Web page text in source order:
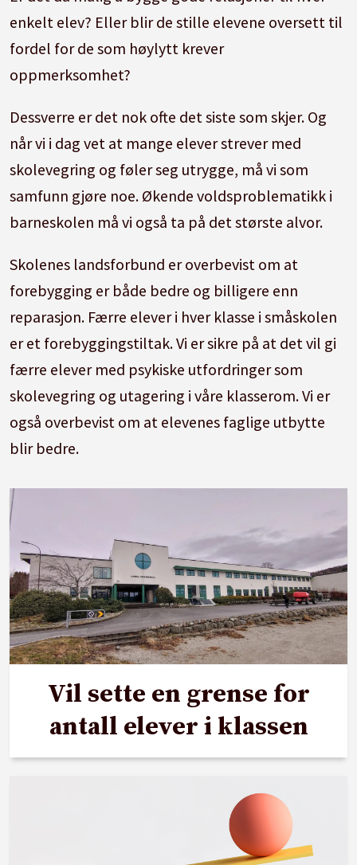
enkelt elev? Eller blir de stille elevene oversett til
fordel for de som høylytt krever
oppmerksomhet?
Dessverre er det nok ofte det siste som skjer. Og
når vi i dag vet at mange elever strever med
skolevegring og føler seg utrygge, må vi som
samfunn gjøre noe. Økende voldsproblematikk i
barneskolen må vi også ta på det største alvor.
Skolenes landsforbund er overbevist om at
forebygging er både bedre og billigere enn
reparasjon. Færre elever i hver klasse i småskolen
er et forebyggingstiltak. Vi er sikre på at det vil gi
færre elever med psykiske utfordringer som
skolevegring og utagering i våre klasserom. Vi er
også overbevist om at elevenes faglige utbytte
blir bedre.
Vil sette en grense for
antall elever i klassen